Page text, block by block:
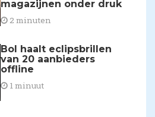
magazijnen onder druk
2 minuten
Bol haalt eclipsbrillen
van 20 aanbieders
offline
1 minuut